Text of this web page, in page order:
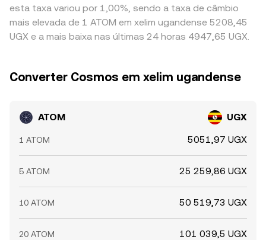
esta taxa variou por 1,00%, sendo a taxa de câmbio
mais elevada de 1 ATOM em xelim ugandense 5208,45
UGX e a mais baixa nas últimas 24 horas 4947,65 UGX.
Converter Cosmos em xelim ugandense
ATOM UGX
1 ATOM 5051,97 UGX
5 ATOM 25 259,86 UGX
10 ATOM 50 519,73 UGX
20 ATOM 101 039,5 UGX